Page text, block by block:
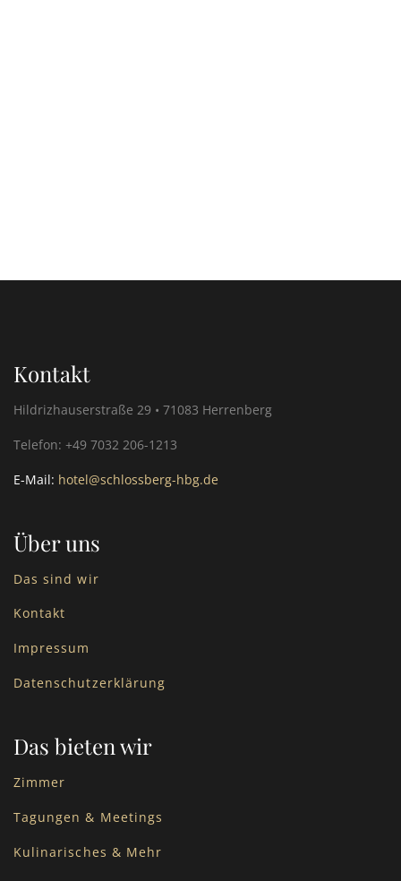
Kontakt
Hildrizhauserstraße 29 • 71083 Herrenberg
Telefon: +49 7032 206-1213
E-Mail: hotel@schlossberg-hbg.de
Über uns
Das sind wir
Kontakt
Impressum
Datenschutzerklärung
Das bieten wir
Zimmer
Tagungen & Meetings
Kulinarisches & Mehr